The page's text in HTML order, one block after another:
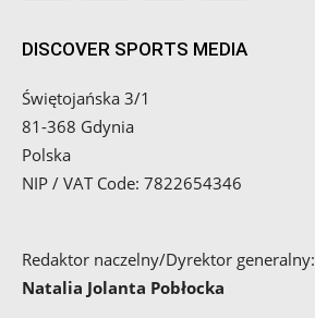
DISCOVER SPORTS MEDIA
Świętojańska 3/1
81-368 Gdynia
Polska
NIP / VAT Code: 7822654346
Redaktor naczelny/Dyrektor generalny:
Natalia Jolanta Pobłocka